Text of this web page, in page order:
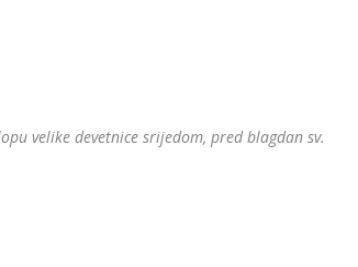
velike devetnice srijedom, pred blagdan sv.